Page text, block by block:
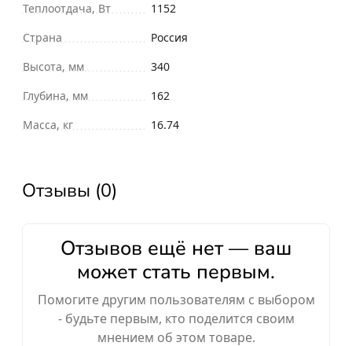
Теплоотдача, Вт
1152
Страна
Россия
Высота, мм
340
Глубина, мм
162
Масса, кг
16.74
Отзывы (0)
Отзывов ещё нет — ваш
может стать первым.
Помогите другим пользователям с выбором
- будьте первым, кто поделится своим
мнением об этом товаре.